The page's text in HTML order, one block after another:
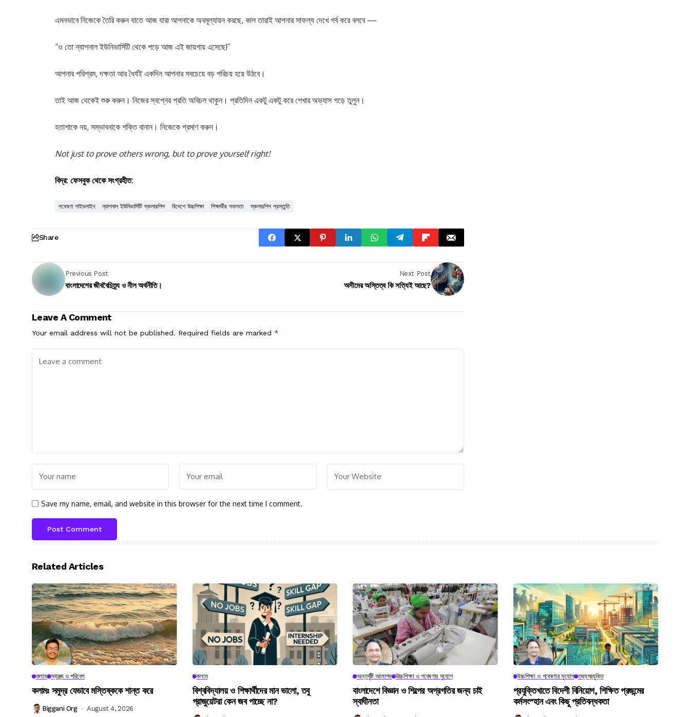
এমনভাবে নিজেকে তৈরি করুন যাতে আজ যারা আপনাকে অবমূল্যায়ন করছে, কাল তারাই আপনার সাফল্য দেখে গর্ব করে বলবে —
“ও তো ন্যাশনাল ইউনিভার্সিটি থেকে পড়ে আজ এই জায়গায় এসেছে!”
আপনার পরিশ্রম, দক্ষতা আর ধৈর্যই একদিন আপনার সবচেয়ে বড় পরিচয় হয়ে উঠবে।
তাই আজ থেকেই শুরু করুন। নিজের স্বপ্নের প্রতি অবিচল থাকুন। প্রতিদিন একটু একটু করে শেখার অভ্যাস গড়ে তুলুন।
হতাশাকে নয়, সম্ভাবনাকে শক্তি বানান। নিজেকে প্রমাণ করুন।
Not just to prove others wrong, but to prove yourself right!
বিদ্র: ফেসবুক থেকে সংগ্রহীত:
গবেষণা গাইডলাইন ন্যাশনাল ইউনিভার্সিটি স্কলারশিপ বিদেশে উচ্চশিক্ষা শিক্ষার্থীর সফলতা স্কলারশিপ প্রস্তুতি
Share
Previous Post
বাংলাদেশের জীববৈচিত্র্য ও নীল অর্থনীতি।
Next Post
অসীমের অস্তিত্ব কি সত্যিই আছে?
Leave A Comment
Your email address will not be published. Required fields are marked *
Save my name, email, and website in this browser for the next time I comment.
Related Articles
কলাম স্বাস্থ্য ও পরিবেশ
কলামঃ সমুদ্র যেভাবে মস্তিষ্ককে শান্ত করে
Biggani Org August 4, 2026
কলাম
বিশ্ববিদ্যালয় ও শিক্ষার্থীদের মান ভালো, তবু
গ্রাজুয়েটরা কেন জব পাচ্ছে না?
অন্তর্দৃষ্টি আলাপন উচ্চশিক্ষা ও গবেষণার সুযোগ
বাংলাদেশে বিজ্ঞান ও শিল্পের অগ্রগতির জন্য চাই
স্বাধীনতা
উচ্চশিক্ষা ও গবেষণার সুযোগ তথ্যপ্রযুক্তি
প্রযুক্তিখাতে বিদেশী বিনিয়োগ, শিক্ষিত প্রজন্মের
কর্মসংস্হান এবং কিছু প্রতিবন্ধকতা